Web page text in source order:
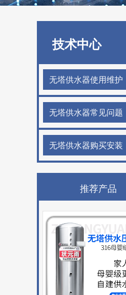
技术中心
无塔供水器使用维护
无塔供水器常见问题
无塔供水器购买安装
推荐产品